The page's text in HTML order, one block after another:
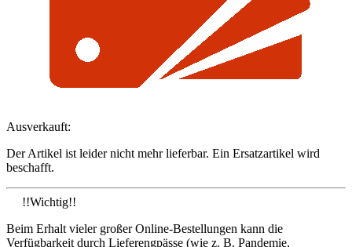
Ausverkauft:
Der Artikel ist leider nicht mehr lieferbar. Ein Ersatzartikel wird
beschafft.
!!Wichtig!!
Beim Erhalt vieler großer Online-Bestellungen kann die
Verfügbarkeit durch Lieferengpässe (wie z. B. Pandemie,